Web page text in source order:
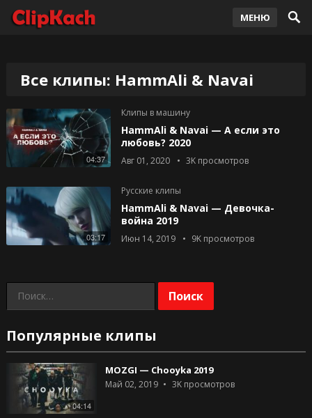
МЕНЮ
Все клипы: HammAli & Navai
04:37
Клипы в машину
HammAli & Navai — А если это
любовь? 2020
Авг 01, 2020 3Kпросмотров
03:17
Русские клипы
HammAli & Navai — Девочка-
война 2019
Июн 14, 2019 9Kпросмотров
Найти:
Популярные клипы
04:14
MOZGI — Chooyka 2019
Май 02, 2019 3Kпросмотров